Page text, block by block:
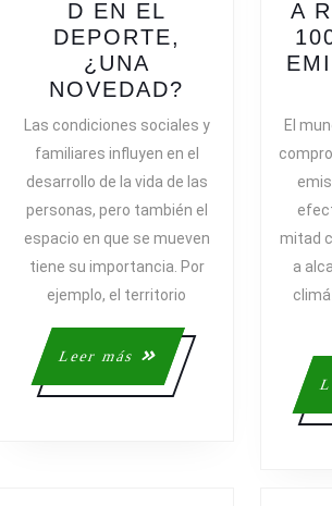
D EN EL
DEPORTE,
¿UNA
NOVEDAD?
EN
EL
DEPORTE,
¿UNA
NOVEDAD?
Las condiciones sociales y
familiares influyen en el
desarrollo de la vida de las
personas, pero también el
espacio en que se mueven
tiene su importancia. Por
ejemplo, el territorio
Leer más
Leer
más
A
El
mitad
a